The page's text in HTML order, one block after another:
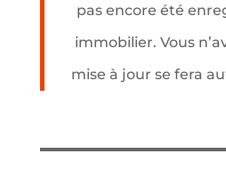
pas encore été
immobilier. Vous
mise à jour se fera